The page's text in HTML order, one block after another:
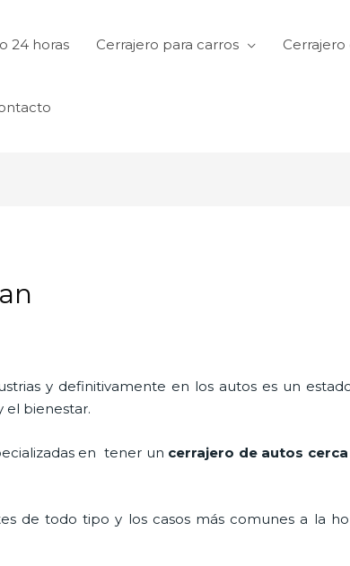
24 horas Cerrajero para carros
y definitivamente en los autos es un
el bienestar.
en tener un cerrajero de autos
de todo tipo y los casos más comunes a la